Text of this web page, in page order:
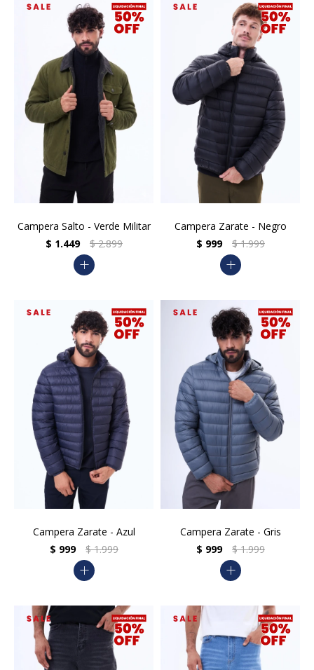
Campera Salto - Verde Militar
$ 1.449 $ 2.899
add
Campera Zarate - Negro
$ 999 $ 1.999
add
Campera Zarate - Azul
$ 999 $ 1.999
add
Campera Zarate - Gris
$ 999 $ 1.999
add